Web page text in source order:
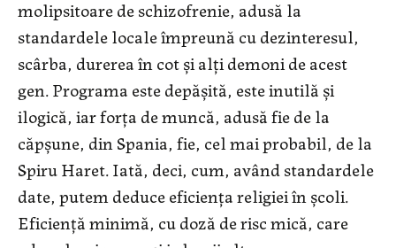
molipsitoare de schizofrenie, adusă la
standardele locale împreună cu dezinteresul,
scârba, durerea în cot și alți demoni de acest
gen. Programa este depășită, este inutilă și
ilogică, iar forța de muncă, adusă fie de la
căpșune, din Spania, fie, cel mai probabil, de la
Spiru Haret. Iată, deci, cum, având standardele
date, putem deduce eficiența religiei în școli.
Eficiență minimă, cu doză de risc mică, care